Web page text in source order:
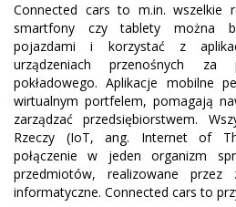
Connected cars to m.in. wszelkie
smartfony czy tablety można
pojazdami i korzystać z
urządzeniach przenośnych za
pokładowego. Aplikacje mobilne
wirtualnym portfelem, pomagają
zarządzać przedsiębiorstwem.
Rzeczy (IoT, ang. Internet of
połączenie w jeden organizm
przedmiotów, realizowane przez
informatyczne. Connected cars to